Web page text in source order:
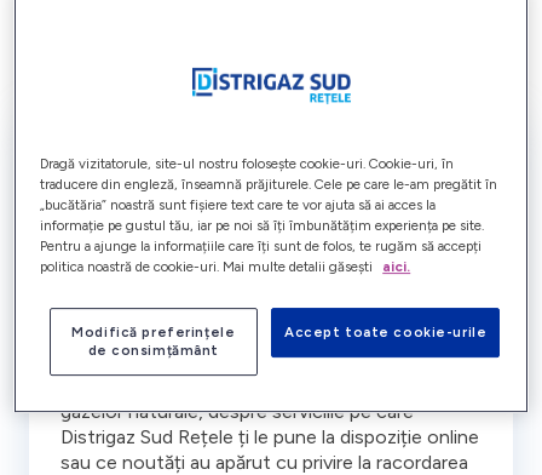
Știri
gazelor naturale, despre serviciile pe care
Distrigaz Sud Rețele ți le pune la dispoziție online
sau ce noutăți au apărut cu privire la racordarea
Dragă vizitatorule, site-ul nostru folosește cookie-uri. Cookie-uri, în
traducere din engleză, înseamnă prăjiturele. Cele pe care le-am pregătit în
„bucătăria” noastră sunt fișiere text care te vor ajuta să ai acces la
informație pe gustul tău, iar pe noi să îți îmbunătățim experiența pe site.
Pentru a ajunge la informațiile care îți sunt de folos, te rugăm să accepți
politica noastră de cookie-uri. Mai multe detalii găsești
aici.
Modifică preferințele
de consimțământ
Accept toate cookie-urile